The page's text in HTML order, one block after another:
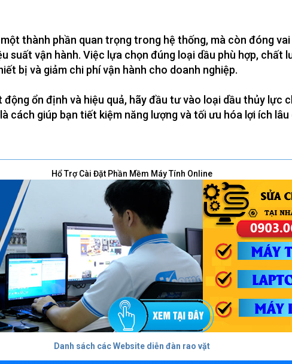
thành phần quan trọng trong hệ thống, mà còn đóng
suất vận hành. Việc lựa chọn đúng loại dầu phù hợp, chất
bị và giảm chi phí vận hành cho doanh nghiệp.
ổn định và hiệu quả, hãy đầu tư vào loại dầu thủy lực
cách giúp bạn tiết kiệm năng lượng và tối ưu hóa lợi ích lâu
Hổ Trợ Cài Đặt Phần Mềm Máy Tính Online
Danh sách các Website diễn đàn rao vặt